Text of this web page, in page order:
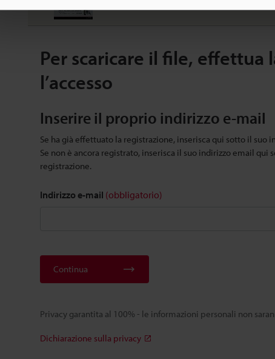
Per scaricare il file, effettua
l’accesso
Inserire il proprio indirizzo e-mail
Se ha già effettuato la registrazione, inserisca qui sotto il suo
Se non è ancora registrato, inserisca il suo indirizzo email
registrazione.
Indirizzo e-mail (obbligatorio)
Continua
Privacy garantita al 100% - le informazioni personali non
Dichiarazione sulla privacy